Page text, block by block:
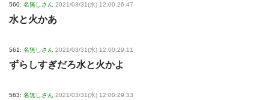
560: 名無しさん 2021/03/31(水) 12:00:26.47
水と火かあ
561: 名無しさん 2021/03/31(水) 12:00:29.11
ずらしすぎだろ水と火かよ
563: 名無しさん 2021/03/31(水) 12:00:29.33